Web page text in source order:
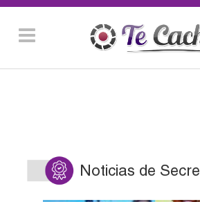
Noticias de